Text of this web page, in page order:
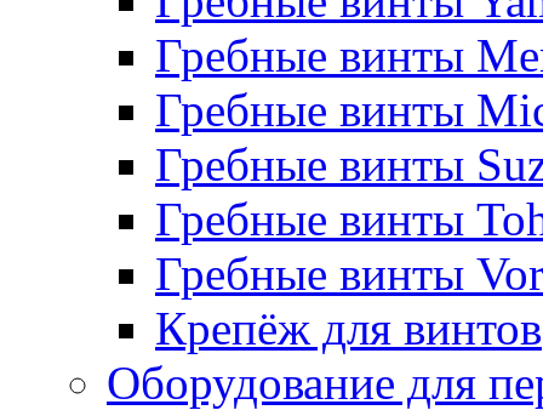
Гребные винты
Гребные винты
Гребные винты
Гребные винты
Гребные винты
Крепёж для винтов
Оборудование для